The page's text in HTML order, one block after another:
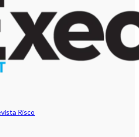
Risco